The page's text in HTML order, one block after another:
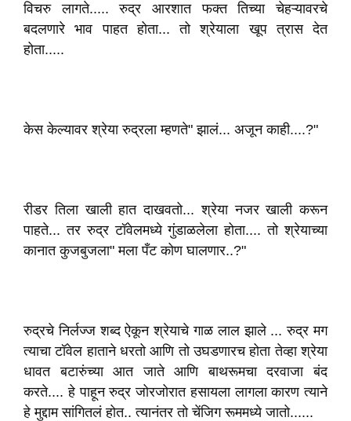
विचरु लागते..... रुद्र आरशात फक्त तिच्या चेहऱ्यावरचे
बदलणारे भाव पाहत होता... तो श्रेयाला खूप त्रास देत
होता.....
केस केल्यावर श्रेया रुद्रला म्हणते" झालं... अजून काही....?"
रीडर तिला खाली हात दाखवतो... श्रेया नजर खाली करून
पाहते... तर रुद्र टॉवेलमध्ये गुंडाळलेला होता.... तो श्रेयाच्या
कानात कुजबुजला" मला पँट कोण घालणार..?"
रुद्रचे निर्लज्ज शब्द ऐकून श्रेयाचे गाळ लाल झाले ... रुद्र मग
त्याचा टॉवेल हाताने धरतो आणि तो उघडणारच होता तेव्हा श्रेया
धावत बटारुंच्या आत जाते आणि बाथरूमचा दरवाजा बंद
करते.... हे पाहून रुद्र जोरजोरात हसायला लागला कारण त्याने
हे मुद्दाम सांगितलं होत.. त्यानंतर तो चेंजिग रूममध्ये जातो......